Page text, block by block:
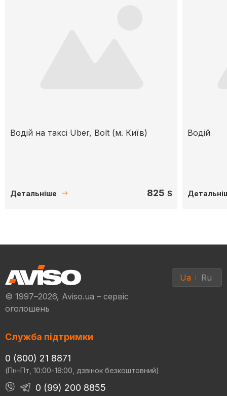
Водій на таксі Uber, Bolt (м. Київ)
Детальніше 825 $
Водій
© 1997–2026, Aviso.ua – сервіс
оголошень
Ua Ru
Служба підтримки
0 (800) 21 8871
(Пн-Пт, 10:00-18:00, дзвінок безкоштовний)
0 (99) 200 8855